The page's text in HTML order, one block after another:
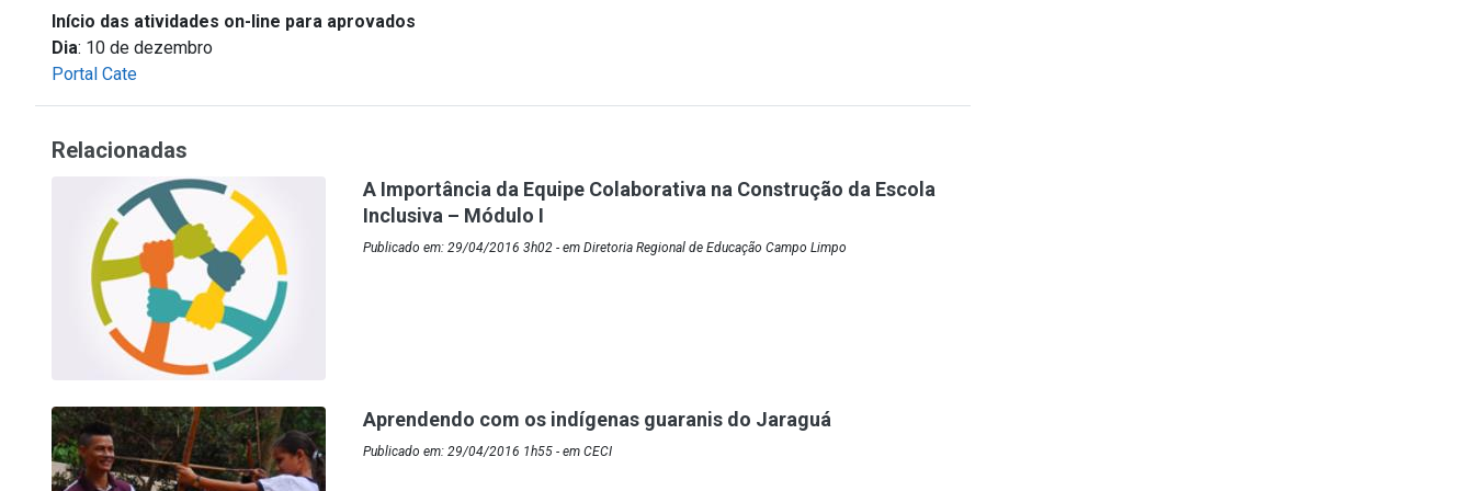
Início das atividades on-line para aprovados
Dia: 10 de dezembro
Portal Cate
Relacionadas
A Importância da Equipe Colaborativa na Construção da Escola
Inclusiva – Módulo I
Publicado em: 29/04/2016 3h02 - em Diretoria Regional de Educação Campo Limpo
Aprendendo com os indígenas guaranis do Jaraguá
Publicado em: 29/04/2016 1h55 - em CECI